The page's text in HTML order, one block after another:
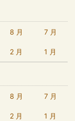
8 月 7 月
2 月 1 月
8 月 7 月
2 月 1 月